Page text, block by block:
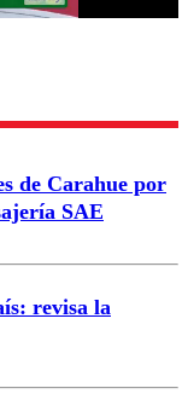
comentario
de Carahue por
SAE
revisa la